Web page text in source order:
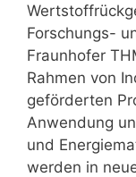
Forschungs-
Fraunhofer
Rahmen von
geförderten
Anwendung
und
werden in